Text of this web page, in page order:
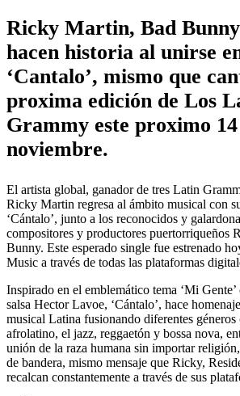
Ricky Martin, Bad
hacen historia al unirse
‘Cantalo’, mismo que
proxima edición de Los
Grammy este proximo 14
noviembre.
El artista global, ganador de tres Latin
Ricky Martin regresa al ámbito musical con
‘Cántalo’, junto a los reconocidos y
compositores y productores puertorriqueños
Bunny. Este esperado single fue estrenado
Music a través de todas las plataformas
Inspirado en el emblemático tema ‘Mi
salsa Hector Lavoe, ‘Cántalo’, hace
musical Latina fusionando diferentes géneros
afrolatino, el jazz, reggaetón y bossa nova,
unión de la raza humana sin importar
de bandera, mismo mensaje que Ricky,
recalcan constantemente a través de sus